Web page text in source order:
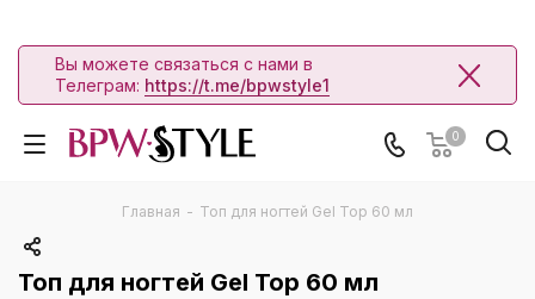
Вы можете связаться с нами в
Телеграм: https://t.me/bpwstyle1
0
Главная - Топ для ногтей Gel Top 60 мл
Топ для ногтей Gel Top 60 мл